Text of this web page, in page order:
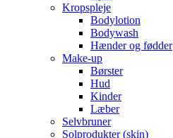
Kropspleje
Bodylotion
Bodywash
Hænder og fødder
Make-up
Børster
Hud
Kinder
Læber
Selvbruner
Solprodukter (skin)